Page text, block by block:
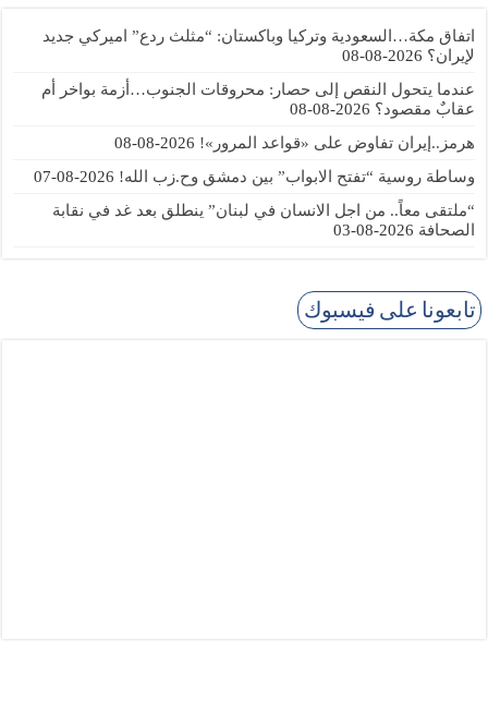
اتفاق مكة…السعودية وتركيا وباكستان: “مثلث ردع” اميركي جديد
لإيران؟ 2026-08-08
عندما يتحول النقص إلى حصار: محروقات الجنوب…أزمة بواخر أم
عقابٌ مقصود؟ 2026-08-08
هرمز..إيران تفاوض على «قواعد المرور»! 2026-08-08
وساطة روسية “تفتح الابواب” بين دمشق وح.زب الله! 2026-08-07
“ملتقى معاً.. من اجل الانسان في لبنان” ينطلق بعد غد في نقابة
الصحافة 2026-08-03
تابعونا على فيسبوك